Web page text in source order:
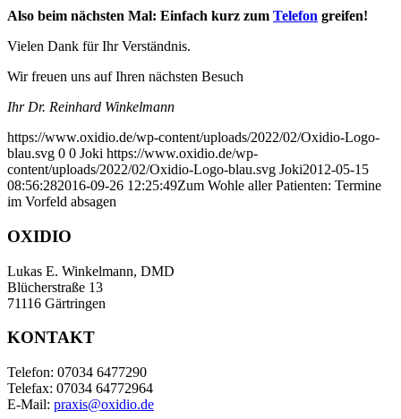
Also beim nächsten Mal: Einfach kurz zum Telefon greifen!
Vielen Dank für Ihr Verständnis.
Wir freuen uns auf Ihren nächsten Besuch
Ihr Dr. Reinhard Winkelmann
https://www.oxidio.de/wp-content/uploads/2022/02/Oxidio-Logo-
blau.svg 0 0 Joki https://www.oxidio.de/wp-
content/uploads/2022/02/Oxidio-Logo-blau.svg Joki2012-05-15
08:56:282016-09-26 12:25:49Zum Wohle aller Patienten: Termine
im Vorfeld absagen
OXIDIO
Lukas E. Winkelmann, DMD
Blücherstraße 13
71116 Gärtringen
KONTAKT
Telefon: 07034 6477290
Telefax: 07034 64772964
E-Mail: praxis@oxidio.de